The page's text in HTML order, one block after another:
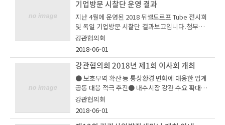
기업방문 시찰단 운영 결과
지난 4월에 운영된 2018 뒤셸도르프 Tube 전시회
및 독일 기업방문 시찰단 결과보고입니다.첨부파
일 참조바랍니다.
강관협의회
2018-06-01
강관협의회 2018년 제1회 이사회 개최
● 보호무역 확산 등 통상환경 변화에 대응한 업계
공동 대응 적극 추진● 내수시장 강관 수요 확대를
위한 기반 구축도 적극 모색우리 협회 강관협의회
(회장 박훈, 휴스틸 사장)는 3월 8일(목) 오전 11시
서울 강남구 호텔리베라에서 휴스틸 박훈 사장 등
강관협의회
2018-06-01